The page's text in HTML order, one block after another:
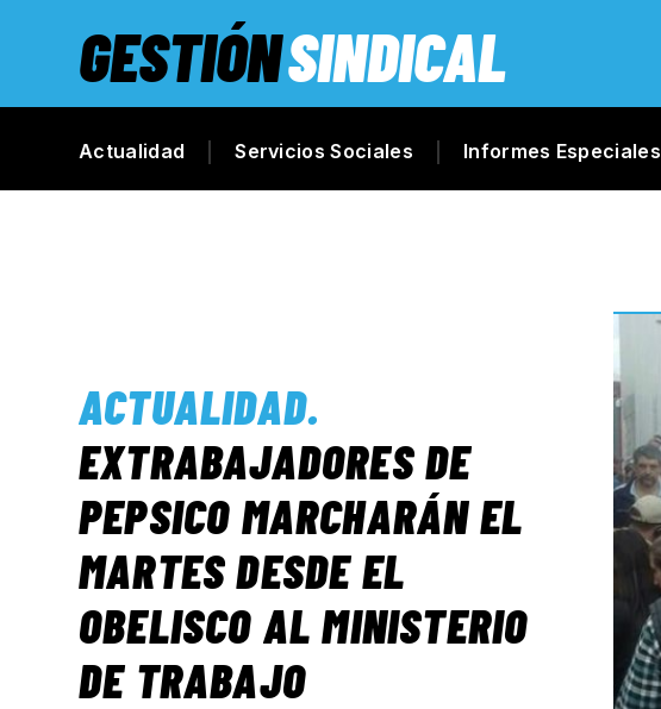
GESTIÓNSINDICAL
Actualidad Servicios Sociales Informes Especiales
ACTUALIDAD.
EXTRABAJADORES DE
PEPSICO MARCHARÁN EL
MARTES DESDE EL
OBELISCO AL MINISTERIO
DE TRABAJO